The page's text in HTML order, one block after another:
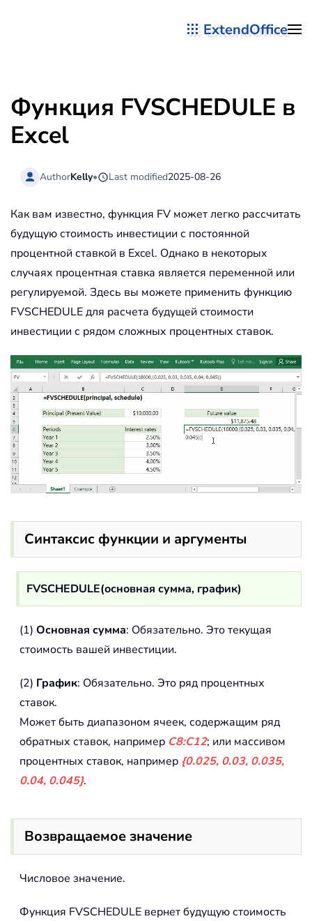
ExtendOffice
Функция FVSCHEDULE в
Excel
AuthorKelly• Last modified2025-08-26
Как вам известно, функция FV может легко рассчитать
будущую стоимость инвестиции с постоянной
процентной ставкой в Excel. Однако в некоторых
случаях процентная ставка является переменной или
регулируемой. Здесь вы можете применить функцию
FVSCHEDULE для расчета будущей стоимости
инвестиции с рядом сложных процентных ставок.
Синтаксис функции и аргументы
FVSCHEDULE(основная сумма, график)
(1) Основная сумма: Обязательно. Это текущая
стоимость вашей инвестиции.
(2) График: Обязательно. Это ряд процентных
ставок.
Может быть диапазоном ячеек, содержащим ряд
обратных ставок, например C8:C12; или массивом
процентных ставок, например {0.025, 0.03, 0.035,
0.04, 0.045}.
Возвращаемое значение
Числовое значение.
Функция FVSCHEDULE вернет будущую стоимость